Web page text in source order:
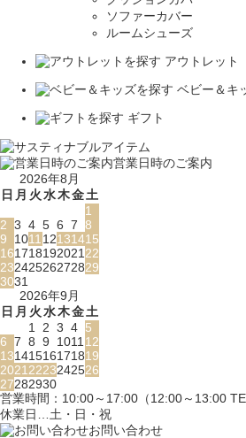
ソファーカバー
ルームシューズ
アウトレット
ベビー＆キ
ギフト
営業日時のご案内
2026年8月
日 月 火水木金土
1
2 3 4 5 6 7 8
9
1011 12131415
161718192021 22
23242526272829
3031
2026年9月
日 月 火水木金土
1
2 3 4 5
6 7 8 9 1011 12
13141516171819
2021 2223242526
27282930
営業時間：10:00～17:00（12:00～13:00
休業日…土・日・祝
お問い合わせ